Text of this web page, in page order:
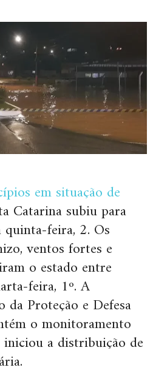
em situação de
Catarina subiu para
quinta-feira, 2. Os
ventos fortes e
o estado entre
feira, 1º. A
da Proteção e Defesa
o monitoramento
iniciou a distribuição de